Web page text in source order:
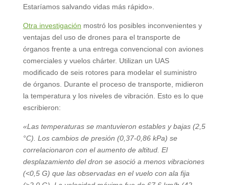
Estaríamos salvando vidas más rápido».
Otra investigación mostró los posibles inconvenientes y
ventajas del uso de drones para el transporte de
órganos frente a una entrega convencional con aviones
comerciales y vuelos chárter. Utilizan un UAS
modificado de seis rotores para modelar el suministro
de órganos. Durante el proceso de transporte, midieron
la temperatura y los niveles de vibración. Esto es lo que
escribieron:
«Las temperaturas se mantuvieron estables y bajas (2,5
°C). Los cambios de presión (0,37-0,86 kPa) se
correlacionaron con el aumento de altitud. El
desplazamiento del dron se asoció a menos vibraciones
(<0,5 G) que las observadas en el vuelo con ala fija